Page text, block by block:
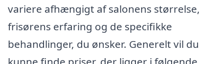
variere afhængigt af salonens størrelse,
frisørens erfaring og de specifikke
behandlinger, du ønsker. Generelt vil du